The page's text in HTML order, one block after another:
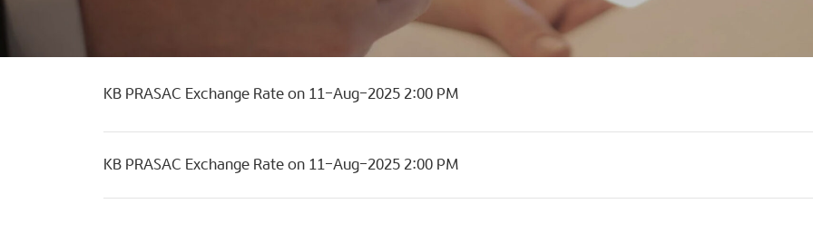
KB PRASAC Exchange Rate on 11-Aug-2025 2:00 PM
KB PRASAC Exchange Rate on 11-Aug-2025 2:00 PM